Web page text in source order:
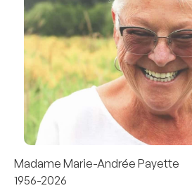
Madame Marie-Andrée Payette
1956-2026